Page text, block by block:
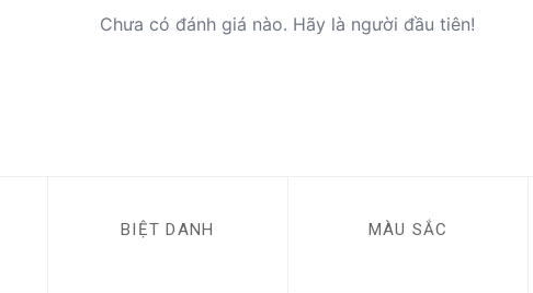
Chưa có đánh giá nào. Hãy là người đầu tiên!
BIỆT DANH MÀU SẮC